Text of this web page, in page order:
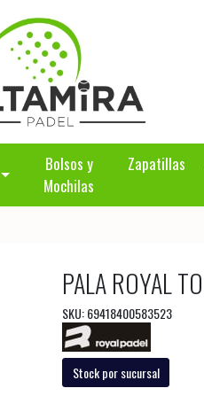
Bolsos y
Mochilas
Zapatillas
PALA ROYAL
SKU: 69418400583523
Stock por sucursal